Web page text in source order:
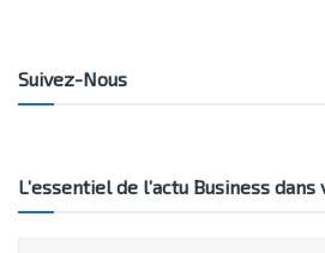
Suivez-Nous
L’essentiel de l’actu Business